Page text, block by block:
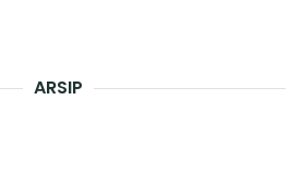
ARSIP